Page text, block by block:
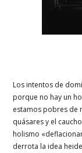
Los intentos de
porque no hay un
estamos pobres de
quásares y el
holismo
derrota la idea